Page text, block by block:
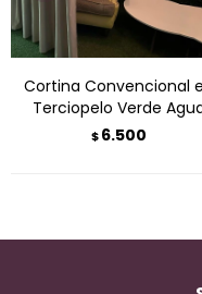
Cortina Convencional
Terciopelo Verde
$6.500